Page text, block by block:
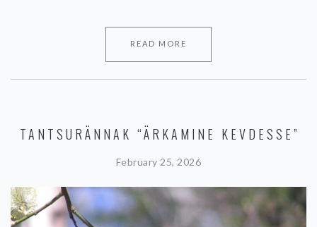
READ MORE
TANTSURÄNNAK “ÄRKAMINE KEVDESSE”
February 25, 2026